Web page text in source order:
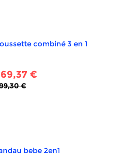
combiné 3 en 1
€
€
bebe 2en1